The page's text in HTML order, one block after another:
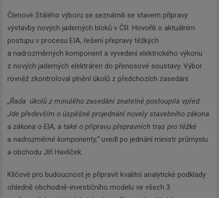
Členové Stálého výboru se seznámili se stavem přípravy
výstavby nových jaderných bloků v ČR. Hovořili o aktuálním
postupu v procesu EIA, řešení přepravy těžkých
a nadrozměrných komponent a vyvedení elektrického výkonu
z nových jaderných elektráren do přenosové soustavy. Výbor
rovněž zkontroloval plnění úkolů z předchozích zasedání.
„Řada úkolů z minulého zasedání znatelně postoupila vpřed.
Jde především o úspěšné projednání novely stavebního zákona
a zákona o EIA, a také o přípravu přepravních tras pro těžké
a nadrozměrné komponenty,“ uvedl po jednání ministr průmyslu
a obchodu Jiří Havlíček.
Klíčové pro budoucnost je připravit kvalitní analytické podklady
ohledně obchodně-investičního modelu ve všech 3